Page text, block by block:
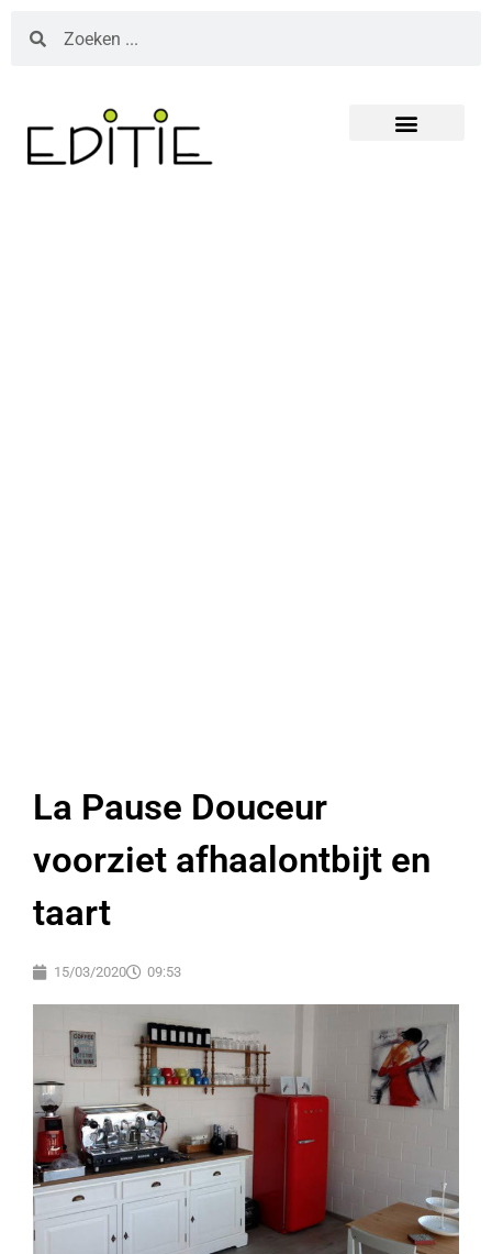
La Pause Douceur
voorziet afhaalontbijt en
taart
15/03/2020 09:53